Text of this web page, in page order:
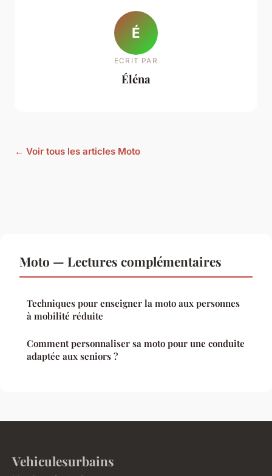
É
ECRIT PAR
Éléna
← Voir tous les articles Moto
Moto — Lectures complémentaires
Techniques pour enseigner la moto aux personnes
à mobilité réduite
Comment personnaliser sa moto pour une conduite
adaptée aux seniors ?
Vehiculesurbains